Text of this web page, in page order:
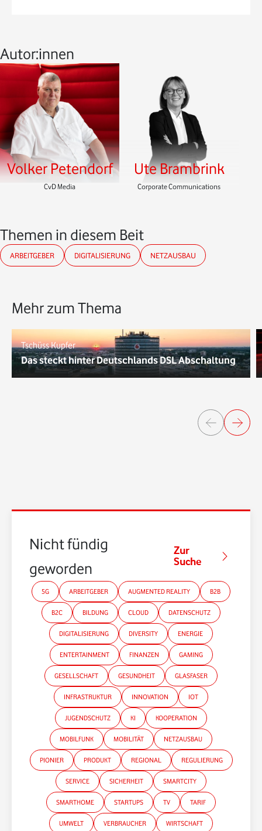
Autor:innen
Volker Petendorf
CvD Media
Ute Brambrink
Corporate Communications
Themen in diesem Beitrag
ARBEITGEBER DIGITALISIERUNG NETZAUSBAU
Mehr zum Thema
Tschüss Kupfer
Das steckt hinter Deutschlands DSL Abschaltung
Nicht fündig
geworden?
Zur
Suche
5G ARBEITGEBER AUGMENTED REALITY B2B
B2C BILDUNG CLOUD DATENSCHUTZ
DIGITALISIERUNG DIVERSITY ENERGIE
ENTERTAINMENT FINANZEN GAMING
GESELLSCHAFT GESUNDHEIT GLASFASER
INFRASTRUKTUR INNOVATION IOT
JUGENDSCHUTZ KI KOOPERATION
MOBILFUNK MOBILITÄT NETZAUSBAU
PIONIER PRODUKT REGIONAL REGULIERUNG
SERVICE SICHERHEIT SMARTCITY
SMARTHOME STARTUPS TV TARIF
UMWELT VERBRAUCHER WIRTSCHAFT